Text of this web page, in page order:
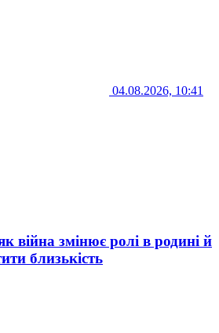
04.08.2026, 10:41
війна змінює ролі в родині й
близькість